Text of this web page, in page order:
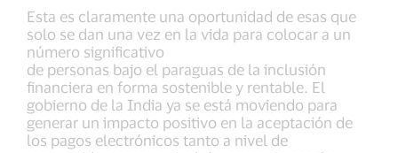
Esta es claramente una oportunidad de esas que
solo se dan una vez en la vida para colocar a un
número significativo
de personas bajo el paraguas de la inclusión
financiera en forma sostenible y rentable. El
gobierno de la India ya se está moviendo para
generar un impacto positivo en la aceptación de
los pagos electrónicos tanto a nivel de